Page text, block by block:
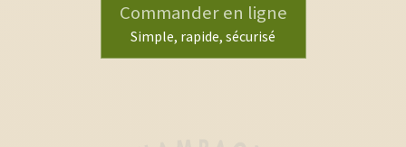
Commander en ligne
Simple, rapide, sécurisé